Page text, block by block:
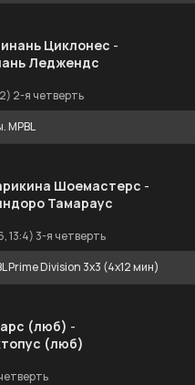
Циклонес -
Леджендс
2-я четверть
MPBL
Шоемастерс -
Тамараус
13:4) 3-я четверть
Prime Division 3x3 (4x12 мин)
(люб) -
(люб)